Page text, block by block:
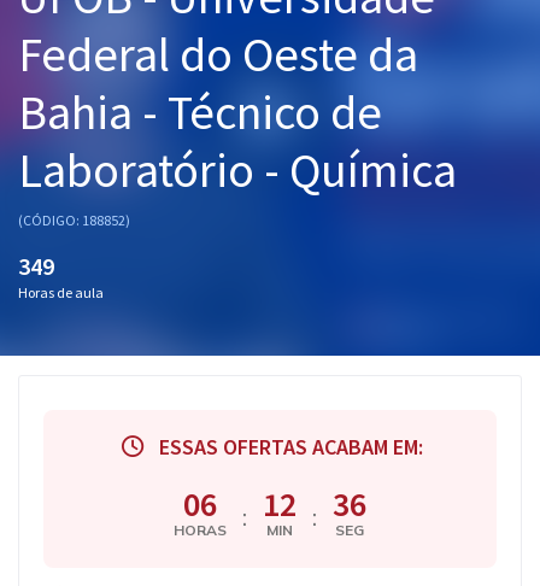
Graduação
Mentorias
Conteúdo gratuito
Atendimento
Federal do Oeste da
Bahia - Técnico de
Laboratório - Química
(CÓDIGO: 188852)
349
Horas de aula
ESSAS OFERTAS ACABAM EM:
06
HORAS : 12
MIN : 36
SEG